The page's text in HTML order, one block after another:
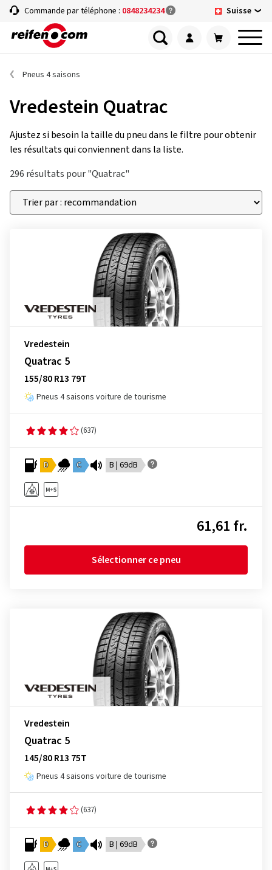
Commande par téléphone : 0848234234 Suisse
Pneus 4 saisons
Vredestein Quatrac
Ajustez si besoin la taille du pneu dans le filtre pour obtenir
les résultats qui conviennent dans la liste.
296 résultats pour "Quatrac"
Vredestein
Quatrac 5
155/80 R13 79T
Pneus 4 saisons voiture de tourisme
(637)
D C B | 69dB
61,61 fr.
Sélectionner ce pneu
Vredestein
Quatrac 5
145/80 R13 75T
Pneus 4 saisons voiture de tourisme
(637)
D C B | 69dB